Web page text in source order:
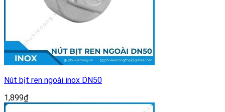
Nút bịt ren ngoài inox DN50
1,899₫